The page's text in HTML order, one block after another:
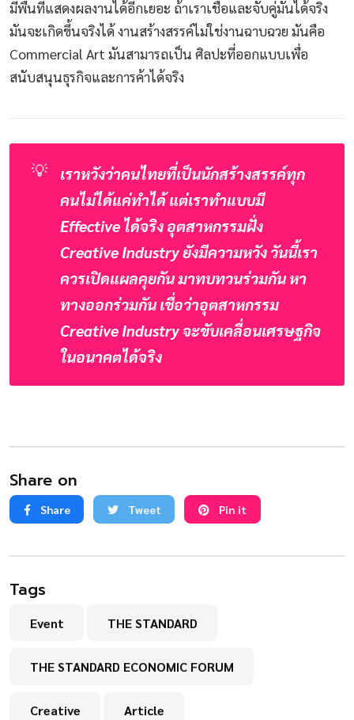
มีพื้นที่แสดงผลงานได้อีกเยอะ ถ้าเราเชื่อและจับคู่มันได้จริง
มันจะเกิดขึ้นจริงได้ งานสร้างสรรค์ไม่ใช่งานฉาบฉวย มันคือ
Commercial Art มันสามารถเป็น ศิลปะที่ออกแบบเพื่อ
สนับสนุนธุรกิจและการค้าได้จริง
💡
เราหวังว่าคนไทยที่เป็นนักสร้างสรรค์ทุก
คนไม่ได้แค่ทำได้ แต่เราทำแบบมี
Effective ได้จริง อุตสาหกรรมฝั่ง
Creative Industry ยังมีความหวัง วันนี้เรา
ควรเปิดแผลคุยกัน มาทบทวนร่วมกัน หา
ทางออกร่วมกัน เชื่อว่าอุตสาหกรรม
Creative Industry จะขับเคลื่อนเศรษฐกิจ
ในอนาคตได้จริง
Share on
Share Tweet Pin it
Tags
Event THE STANDARD
THE STANDARD ECONOMIC FORUM
Creative Article